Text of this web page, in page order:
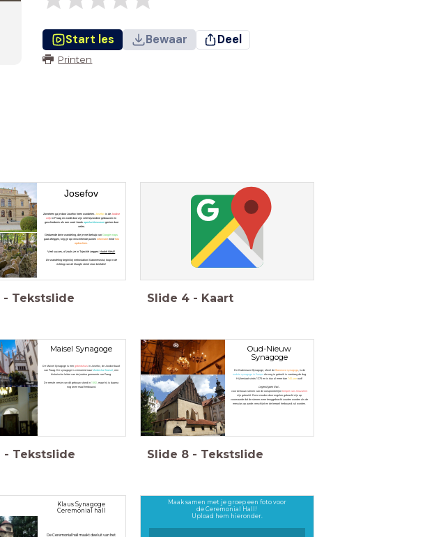
Start les Bewaar Deel
Printen
Josefov
Zometeen ga je door Josefov heen wandelen. Josefovis de Joodse
wijk in Praag en wordt door zijn vele bijzondere gebouwen en
geschiedenis als een soort Joods openluchtmuseumgezien door
velen.
Gedurende deze wandeling, die je met behulp vanGoogle maps
gaat afleggen, krijg je op verschillende punten informatie en/offoto
opdrachten.
Veel succes, of zoals ze in Tsjechië zeggen:Hodně štěstí!
De wandeling begint bij metrostation Staromestská, loop in de
richting van de Google street view beelden!
- Tekstslide Slide 4 - Kaart
Maisel Synagoge
De Maisel Synagoge is eengebedshuisin Josefov, de Joodse buurt
van Praag. De synagoge is vernoemd naarMordechai Maisel, een
historische leider van de joodse gemeente van Praag.
De eerste versie van dit gebouw stond in1592, maar hij is daarna
nog twee maal herbouwd.
- Tekstslide
Oud-Nieuw
Synagoge
De Oudnieuwe Synagoge, ofwel de Staronová synagoga, is de
oudste synagoge in Europadie nog in gebruik is vandaag de dag.
Hij bestaat sinds 1275 en is dus al meer dan740 jaar oud!
Legend goes that...
voor de bouw stenen van de oorspronkelijketempel van Jeruzalem
zijn gebruikt. Deze zouden door engelen gebracht zijn op
voorwaarde dat de stenen weer teruggebracht zouden worden als de
messias op aarde verschijnt en de tempel herbouwd zal worden.
Slide 8 - Tekstslide
Klaus Synagoge
Ceremonial
hall
De Ceremonial hall maakt deel uit van het
Maak samen met je groep een foto voor
de Ceremonial Hall!
Upload hem hieronder.